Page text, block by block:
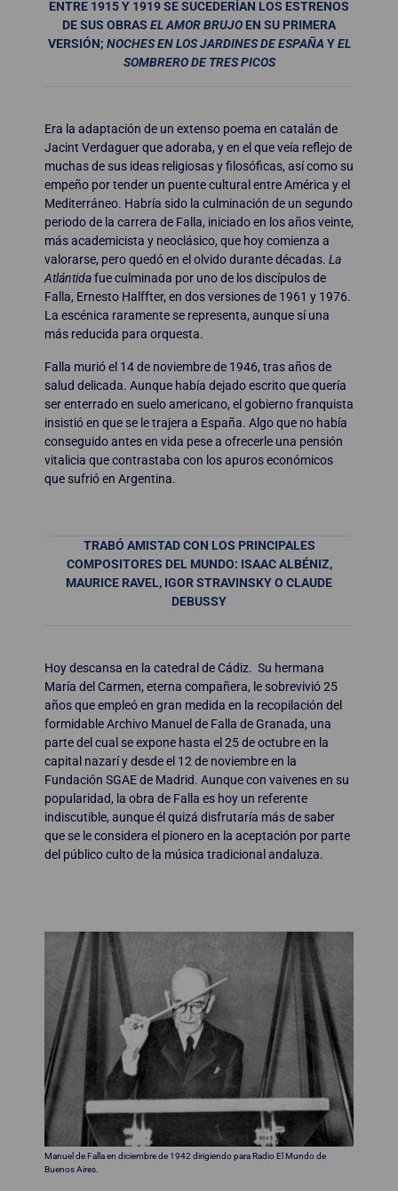
ENTRE 1915 Y 1919 SE SUCEDERÍAN LOS ESTRENOS
DE SUS OBRAS EL AMOR BRUJO EN SU PRIMERA
VERSIÓN; NOCHES EN LOS JARDINES DE ESPAÑAYEL
SOMBRERO DE TRES PICOS
Era la adaptación de un extenso poema en catalán de
Jacint Verdaguer que adoraba, y en el que veía reflejo de
muchas de sus ideas religiosas y filosóficas, así como su
empeño por tender un puente cultural entre América y el
Mediterráneo. Habría sido la culminación de un segundo
periodo de la carrera de Falla, iniciado en los años veinte,
más academicista y neoclásico, que hoy comienza a
valorarse, pero quedó en el olvido durante décadas. La
Atlántidafue culminada por uno de los discípulos de
Falla, Ernesto Halffter, en dos versiones de 1961 y 1976.
La escénica raramente se representa, aunque sí una
más reducida para orquesta.
Falla murió el 14 de noviembre de 1946, tras años de
salud delicada. Aunque había dejado escrito que quería
ser enterrado en suelo americano, el gobierno franquista
insistió en que se le trajera a España. Algo que no había
conseguido antes en vida pese a ofrecerle una pensión
vitalicia que contrastaba con los apuros económicos
que sufrió en Argentina.
TRABÓ AMISTAD CON LOS PRINCIPALES
COMPOSITORES DEL MUNDO: ISAAC ALBÉNIZ,
MAURICE RAVEL, IGOR STRAVINSKY O CLAUDE
DEBUSSY
Hoy descansa en la catedral de Cádiz. Su hermana
María del Carmen, eterna compañera, le sobrevivió 25
años que empleó en gran medida en la recopilación del
formidable Archivo Manuel de Falla de Granada, una
parte del cual se expone hasta el 25 de octubre en la
capital nazarí y desde el 12 de noviembre en la
Fundación SGAE de Madrid. Aunque con vaivenes en su
popularidad, la obra de Falla es hoy un referente
indiscutible, aunque él quizá disfrutaría más de saber
que se le considera el pionero en la aceptación por parte
del público culto de la música tradicional andaluza.
Manuel de Falla en diciembre de 1942 dirigiendo para Radio El Mundo de
Buenos Aires.